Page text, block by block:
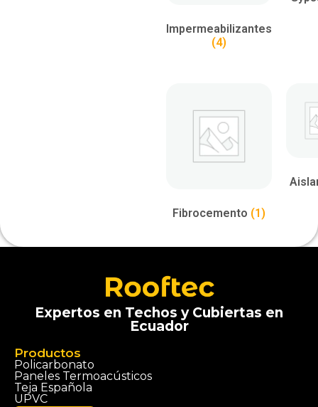
Impermeabilizantes
(4)
Fibrocemento (1)
Expertos en Techos y Cubiertas en
Ecuador
Productos
Policarbonato
Paneles Termoacústicos
Teja Española
UPVC